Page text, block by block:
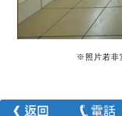
※照片若非